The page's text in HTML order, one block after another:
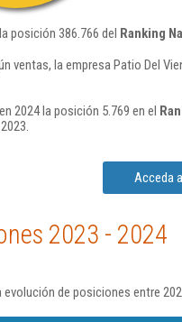
posición 386.766 del Ranking
ventas, la empresa Patio Del
2024 la posición 5.769 en el
Acceda
2023 - 2024
de posiciones entre